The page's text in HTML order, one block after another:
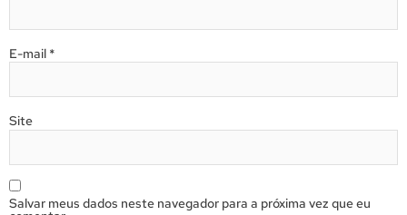
E-mail *
Site
Salvar meus dados neste navegador para a próxima vez que eu